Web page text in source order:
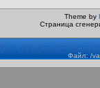
Theme by
Страница
Файл: /